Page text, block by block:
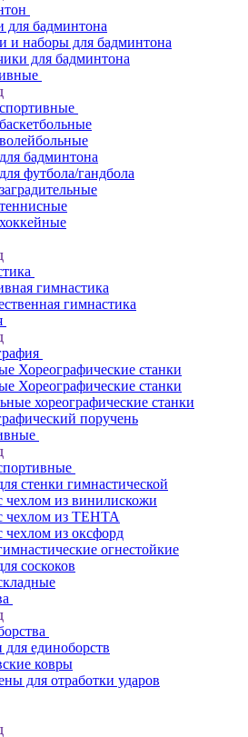
для бадминтона
и наборы для бадминтона
для бадминтона
бадминтона
футбола/гандбола
гимнастика
гимнастика
Хореографические станки
Хореографические станки
хореографические станки
поручень
стенки гимнастической
из винилискожи
чехлом из ТЕНТА
из оксфорд
огнестойкие
соскоков
для единоборств
ковры
для отработки ударов